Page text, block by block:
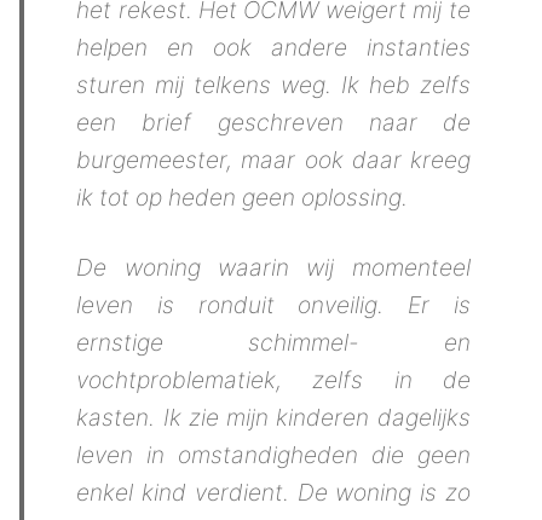
het rekest. Het OCMW weigert mij te
helpen en ook andere instanties
sturen mij telkens weg. Ik heb zelfs
een brief geschreven naar de
burgemeester, maar ook daar kreeg
ik tot op heden geen oplossing.
De woning waarin wij momenteel
leven is ronduit onveilig. Er is
ernstige schimmel- en
vochtproblematiek, zelfs in de
kasten. Ik zie mijn kinderen dagelijks
leven in omstandigheden die geen
enkel kind verdient. De woning is zo